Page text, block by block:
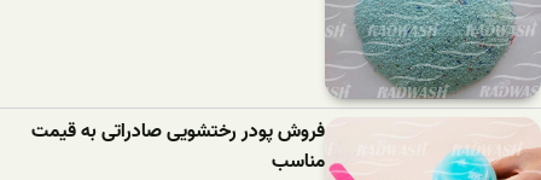
فروش پودر رختشویی صادراتی به قیمت
مناسب